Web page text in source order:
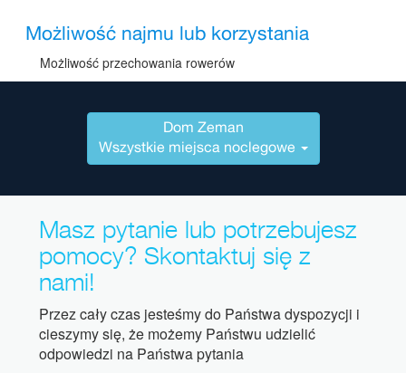
Możliwość najmu lub korzystania
Możliwość przechowania rowerów
Dom Zeman
Wszystkie miejsca noclegowe
Masz pytanie lub potrzebujesz
pomocy? Skontaktuj się z
nami!
Przez cały czas jesteśmy do Państwa dyspozycji i
cieszymy się, że możemy Państwu udzielić
odpowiedzi na Państwa pytania